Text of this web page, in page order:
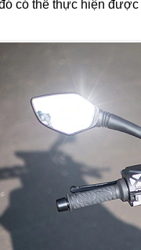
có thể thực hiện